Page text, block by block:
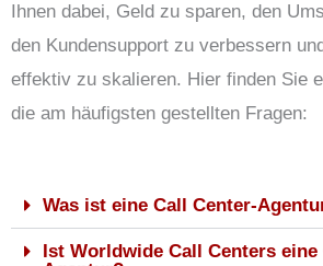
Ihnen dabei, Geld zu sparen, den
den Kundensupport zu verbessern
effektiv zu skalieren. Hier finden Sie
die am häufigsten gestellten Fragen:
Was ist eine Call Center-
Ist Worldwide Call Centers eine